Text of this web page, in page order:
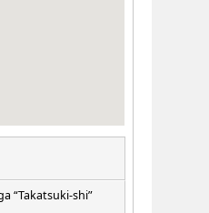
“Takatsuki-shi”